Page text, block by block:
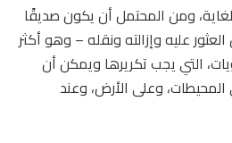
ومن المحتمل أن يكون صديقًا
عليه وإزالته ونقله – وهو أكثر
التي يجب تكريرها ويمكن أن
المحيطات، وعلى الأرض، وعند